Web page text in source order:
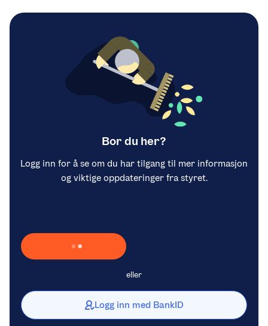
Bor du her?
Logg inn for å se om du har tilgang til mer informasjon
og viktige oppdateringer fra styret.
Laster inn Vipps …
eller
Logg inn med BankID